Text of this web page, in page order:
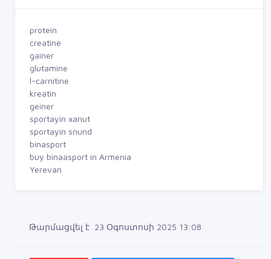
protein
creatine
gainer
glutamine
l-carnitine
kreatin
geiner
sportayin xanut
sportayin snund
binasport
buy binaasport in Armenia
Yerevan
Թարմացվել է 23 Օգոստոսի 2025 13:08